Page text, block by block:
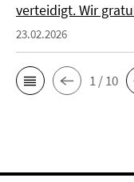
verteidigt. Wir
23.02.2026
1 / 10